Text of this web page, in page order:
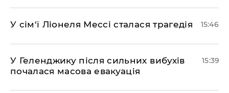
У сім'ї Ліонеля Мессі сталася трагедія 15:46
У Геленджику після сильних вибухів
почалася масова евакуація
15:39